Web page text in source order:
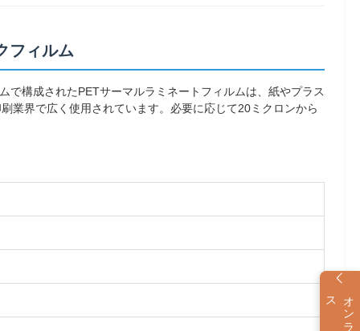
ス
フィルム
で構成されたPETサーマルラミネートフィルムは、紙やプラス
業界で広く使用されています。必要に応じて20ミクロンから